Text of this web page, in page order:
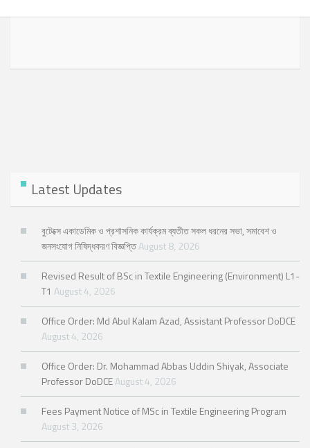
Latest Updates
বুটেক্সে একাডেমিক ও প্রশাসনিক কার্যক্রম ব্যতীত সকল ধরনের সভা, সমাবেশ ও
জনসংযোগ নিষিদ্ধকরণ বিজ্ঞপ্তিAugust 8, 2026
Revised Result of BSc in Textile Engineering (Environment) L1-
T1 August 4, 2026
Office Order: Md Abul Kalam Azad, Assistant Professor DoDCE
August 4, 2026
Office Order: Dr. Mohammad Abbas Uddin Shiyak, Associate
Professor DoDCEAugust 4, 2026
Fees Payment Notice of MSc in Textile Engineering Program
August 3, 2026